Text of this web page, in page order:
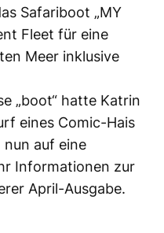
Safariboot „MY
Fleet für eine
Meer inklusive
„boot“ hatte Katrin
eines Comic-Hais
auf eine
Informationen zur
April-Ausgabe.